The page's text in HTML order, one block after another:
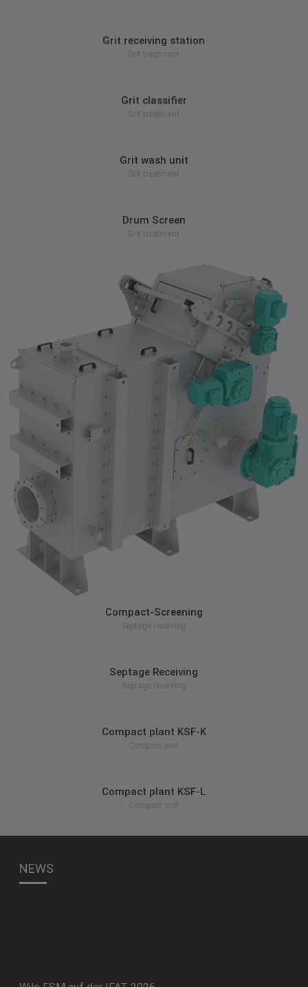
Grit receiving station
Grit treatment
Grit classifier
Grit treatment
Grit wash unit
Grit treatment
Drum Screen
Grit treatment
Compact-Screening
Septage receiving
Septage Receiving
Septage receiving
Compact plant KSF-K
Compact unit
Compact plant KSF-L
Compact unit
NEWS